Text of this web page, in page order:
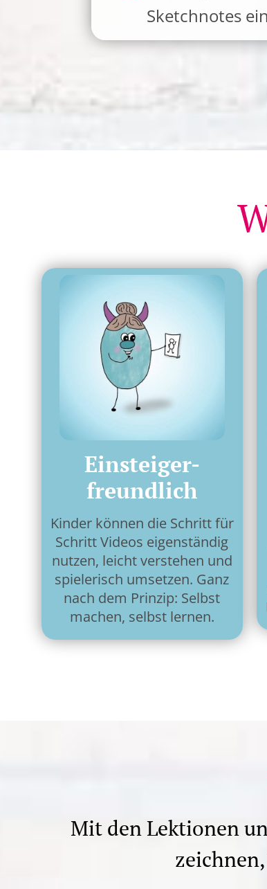
Sketchnotes
Einsteiger-
freundlich
Kinder können die Schritt für
Schritt Videos eigenständig
nutzen, leicht verstehen und
spielerisch umsetzen. Ganz
nach dem Prinzip: Selbst
machen, selbst lernen.
Mit den Lektionen